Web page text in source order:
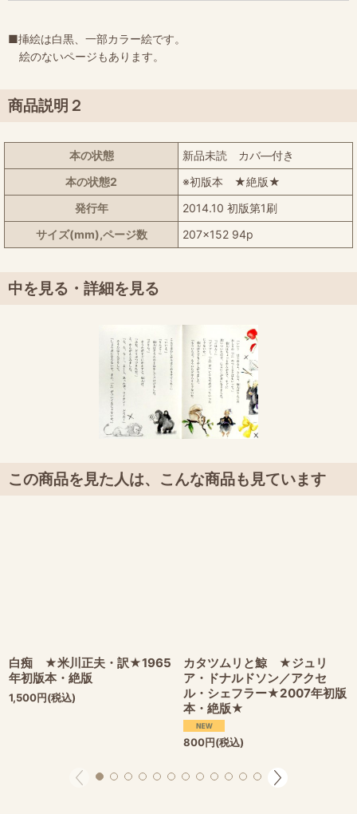
■挿絵は白黒、一部カラー絵です。
絵のないページもあります。
商品説明２
本の状態
新品未読 カバ―付き
本の状態2
※初版本 ★絶版★
発行年
2014.10 初版第1刷
サイズ(mm),ページ数
207x152 94p
中を見る・詳細を見る
この商品を見た人は、こんな商品も見ています
白痴 ★米川正夫・訳★1965
年初版本・絶版
1,500円(税込)
カタツムリと鯨 ★ジュリ
ア・ドナルドソン／アクセ
ル・シェフラー★2007年初版
本・絶版★
800円(税込)